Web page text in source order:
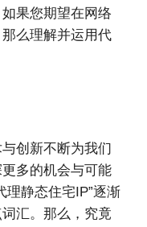
果您期望在网络
么理解并运用代
创新不断为我们
多的机会与可能
理静态住宅IP”逐渐
汇。那么，究竟